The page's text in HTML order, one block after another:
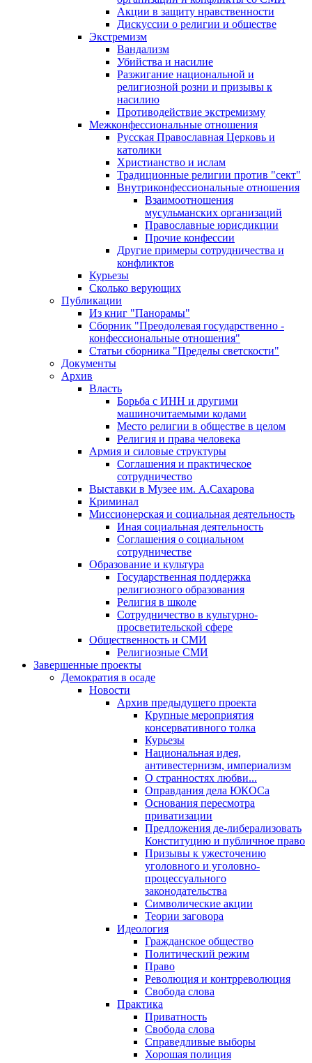
Акции в защиту нравственности
Дискуссии о религии и обществе
Экстремизм
Вандализм
Убийства и насилие
Разжигание национальной и
религиозной розни и призывы к
насилию
Противодействие экстремизму
Межконфессиональные отношения
Русская Православная Церковь и
католики
Христианство и ислам
Традиционные религии против "сект"
Внутриконфессиональные отношения
Взаимоотношения
мусульманских организаций
Православные юрисдикции
Прочие конфессии
Другие примеры сотрудничества и
конфликтов
Курьезы
Сколько верующих
Публикации
Из книг "Панорамы"
Сборник "Преодолевая государственно -
конфессиональные отношения"
Статьи сборника "Пределы светскости"
Документы
Архив
Власть
Борьба с ИНН и другими
машиночитаемыми кодами
Место религии в обществе в целом
Религия и права человека
Армия и силовые структуры
Соглашения и практическое
сотрудничество
Выставки в Музее им. А.Сахарова
Криминал
Миссионерская и социальная деятельность
Иная социальная деятельность
Соглашения о социальном
сотрудничестве
Образование и культура
Государственная поддержка
религиозного образования
Религия в школе
Сотрудничество в культурно-
просветительской сфере
Общественность и СМИ
Религиозные СМИ
Завершенные проекты
Демократия в осаде
Новости
Архив предыдущего проекта
Крупные мероприятия
консервативного толка
Курьезы
Национальная идея,
антивестернизм, империализм
О странностях любви...
Оправдания дела ЮКОСа
Основания пересмотра
приватизации
Предложения де-либерализовать
Конституцию и публичное право
Призывы к ужесточению
уголовного и уголовно-
процессуального
законодательства
Символические акции
Теории заговора
Идеология
Гражданское общество
Политический режим
Право
Революция и контрреволюция
Свобода слова
Практика
Приватность
Свобода слова
Справедливые выборы
Хорошая полиция